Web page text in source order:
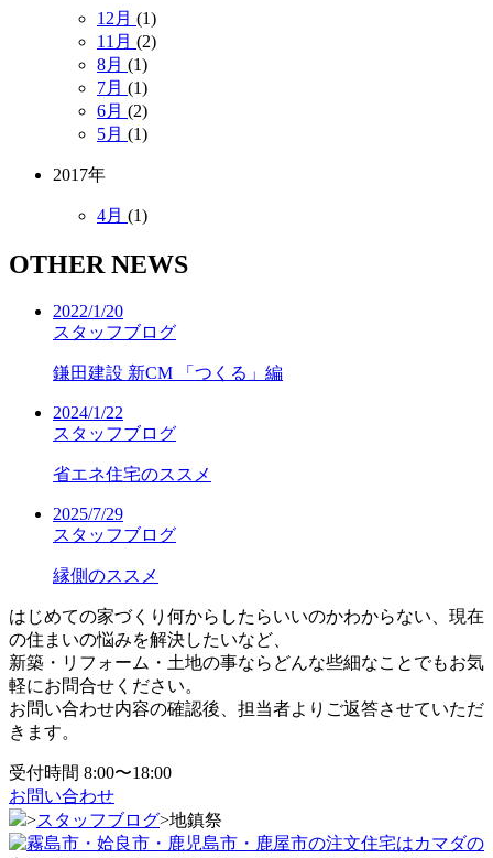
12月 (1)
11月 (2)
8月 (1)
7月 (1)
6月 (2)
5月 (1)
2017年
4月 (1)
OTHER NEWS
2022/1/20
スタッフブログ
鎌田建設 新CM 「つくる」編
2024/1/22
スタッフブログ
省エネ住宅のススメ
2025/7/29
スタッフブログ
縁側のススメ
はじめての家づくり何からしたらいいのかわからない、現在
の住まいの悩みを解決したいなど、
新築・リフォーム・土地の事ならどんな些細なことでもお気
軽にお問合せください。
お問い合わせ内容の確認後、担当者よりご返答させていただ
きます。
受付時間 8:00〜18:00
お問い合わせ
>スタッフブログ>地鎮祭